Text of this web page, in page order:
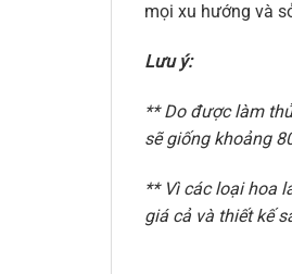
mọi xu hướng và
Lưu ý:
** Do được làm
sẽ giống khoảng
** Vì các loại hoa
giá cả và thiết kế